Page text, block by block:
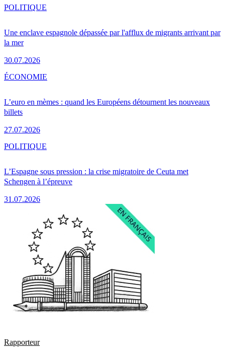
Une enclave espagnole dépassée par l'afflux de migrants arrivant par
la mer
30.07.2026
POLITIQUE
L’euro en mèmes : quand les Européens détournent les nouveaux
billets
27.07.2026
ÉCONOMIE
L’Espagne sous pression : la crise migratoire de Ceuta met
Schengen à l’épreuve
31.07.2026
POLITIQUE
Rapporteur